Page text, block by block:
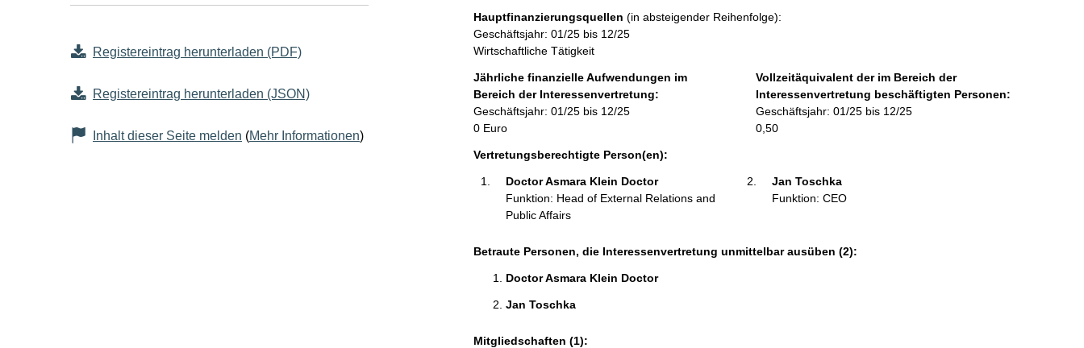
Registereintrag herunterladen (PDF)
Registereintrag herunterladen (JSON)
Inhalt dieser Seite melden (Mehr Informationen)
l
t
t
f
o
r
m
Hauptfinanzierungsquellen (in absteigender Reihenfolge):
Geschäftsjahr: 01/25 bis 12/25
Wirtschaftliche Tätigkeit
Jährliche finanzielle Aufwendungen im
Bereich der Interessenvertretung:
Geschäftsjahr: 01/25 bis 12/25
0 Euro
Vollzeitäquivalent der im Bereich der
Interessenvertretung beschäftigten Personen:
Geschäftsjahr: 01/25 bis 12/25
0,50
Vertretungsberechtigte Person(en):
Doctor Asmara Klein Doctor
Funktion: Head of External Relations and
Public Affairs
Jan Toschka
Funktion: CEO
Betraute Personen, die Interessenvertretung unmittelbar ausüben (2):
Doctor Asmara Klein Doctor
Jan Toschka
Mitgliedschaften (1):